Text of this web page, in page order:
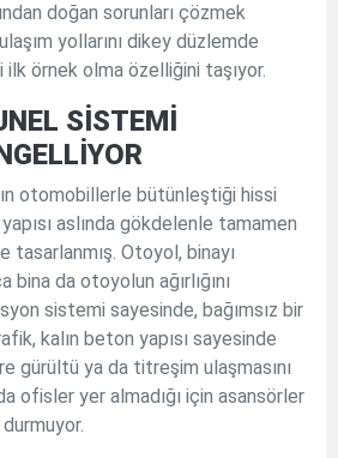
doğan sorunları çözmek
yollarını dikey düzlemde
örnek olma özelliğini taşıyor.
SİSTEMİ
otomobillerle bütünleştiği hissi
aslında gökdelenle tamamen
tasarlanmış. Otoyol, binayı
da otoyolun ağırlığını
sistemi sayesinde, bağımsız bir
kalın beton yapısı sayesinde
gürültü ya da titreşim ulaşmasını
ofisler yer almadığı için asansörler